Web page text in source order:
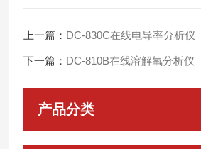
上一篇： DC-830C在线电导率分析仪
下一篇： DC-810B在线溶解氧分析仪
产品分类